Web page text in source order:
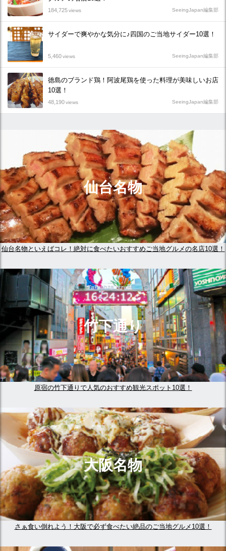
184,725views SeeingJapan編集部
サイダーで爽やかな気分に♪四国のご当地サイダー10選！
5,460views SeeingJapan編集部
徳島のブランド鶏！阿波尾鶏を使った料理が美味しいお店
10選！
48,190views SeeingJapan編集部
仙台名物
仙台名物といえばコレ！絶対に食べたいおすすめご当地グルメの名店10選！
竹下通り
原宿の竹下通りで人気のおすすめ観光スポット10選！
大阪名物
さぁ食い倒れよう！大阪で必ず食べたい絶品のご当地グルメ10選！